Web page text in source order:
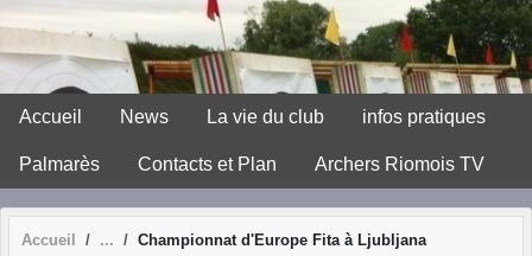
Accueil News La vie du club infos pratiques
Palmarès Contacts et Plan Archers Riomois TV
Accueil Championnat d'Europe Fita à Ljubljana
Panneau de gestion des cookies